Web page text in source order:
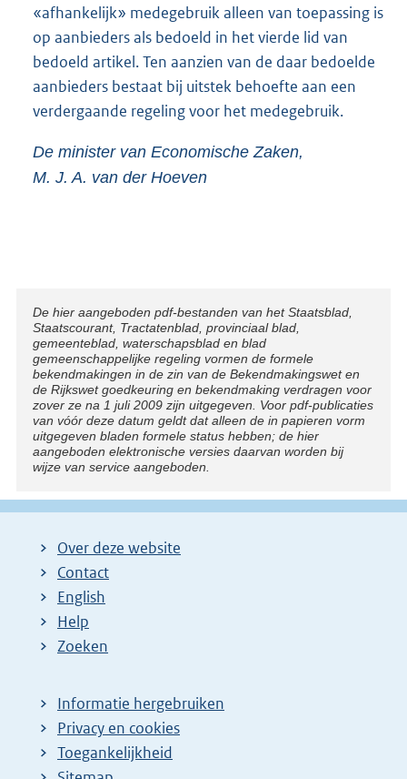
«afhankelijk» medegebruik alleen van toepassing is
op aanbieders als bedoeld in het vierde lid van
bedoeld artikel. Ten aanzien van de daar bedoelde
aanbieders bestaat bij uitstek behoefte aan een
verdergaande regeling voor het medegebruik.
De minister van Economische Zaken,
M. J. A. van der Hoeven
Disclaimer
De hier aangeboden pdf-bestanden van het Staatsblad,
Staatscourant, Tractatenblad, provinciaal blad,
gemeenteblad, waterschapsblad en blad
gemeenschappelijke regeling vormen de formele
bekendmakingen in de zin van de Bekendmakingswet en
de Rijkswet goedkeuring en bekendmaking verdragen voor
zover ze na 1 juli 2009 zijn uitgegeven. Voor pdf-publicaties
van vóór deze datum geldt dat alleen de in papieren vorm
uitgegeven bladen formele status hebben; de hier
aangeboden elektronische versies daarvan worden bij
wijze van service aangeboden.
Over deze website
Contact
English
Help
Zoeken
Informatie hergebruiken
Privacy en cookies
Toegankelijkheid